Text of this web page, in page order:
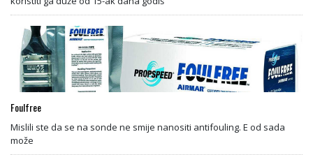
Foulfree
Mislili ste da se na sonde ne smije nanositi antifouling. E od sada
može